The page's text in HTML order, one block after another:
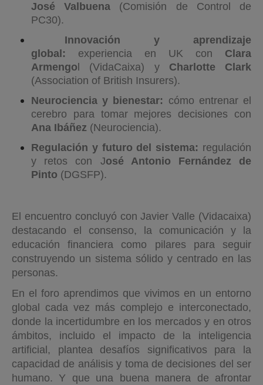
José Valbuena (Comisión de Control de
PC30).
Innovación y aprendizaje
global: experiencia en UK con Clara
Armengo l (VidaCaixa) y Charlotte Clark
(Association of British Insurers).
Neurociencia y bienestar: cómo entrenar el
cerebro para tomar mejores decisiones con
Ana Ibáñez (Neurociencia).
Regulación y futuro del sistema: regulación
y retos con José Antonio Fernández de
Pinto (DGSFP).
El encuentro concluyó con Javier Valle (Vidacaixa)
destacando el consenso, la comunicación y la
educación financiera como pilares para seguir
construyendo un sistema sólido y centrado en las
personas.
En el foro aprendimos que vivimos en un entorno
global cada vez más complejo e interconectado,
donde la incertidumbre en los mercados y en otros
ámbitos, incluido el impacto de la inteligencia
artificial, plantea desafíos significativos para la
capacidad de análisis y toma de decisiones del ser
humano. Y que una buena manera de afrontar